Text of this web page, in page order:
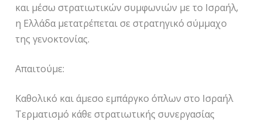
και μέσω στρατιωτικών συμφωνιών με το Ισραήλ,
η Ελλάδα μετατρέπεται σε στρατηγικό σύμμαχο
της γενοκτονίας.
Απαιτούμε:
Καθολικό και άμεσο εμπάργκο όπλων στο Ισραήλ
Τερματισμό κάθε στρατιωτικής συνεργασίας